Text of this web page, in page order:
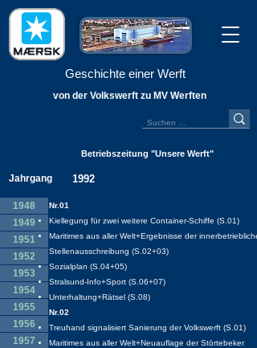
Geschichte einer Werft
von der Volkswerft zu MV Werften
Betriebszeitung "Unsere Werft"
Jahrgang 1992
1948
1949
1951
1952
1953
1954
1955
1956
1957
Nr.01
Kiellegung für zwei weitere Container-Schiffe (S.01)
Maritimes aus aller Welt+Ergebnisse der
Stellenausschreibung (S.02+03)
Sozialplan (S.04+05)
Stralsund-Info+Sport (S.06+07)
Unterhaltung+Rätsel (S.08)
Nr.02
Treuhand signalisiert Sanierung der Volkswerft (S.01)
Maritimes aus aller Welt+Neuauflage der Störtebeker